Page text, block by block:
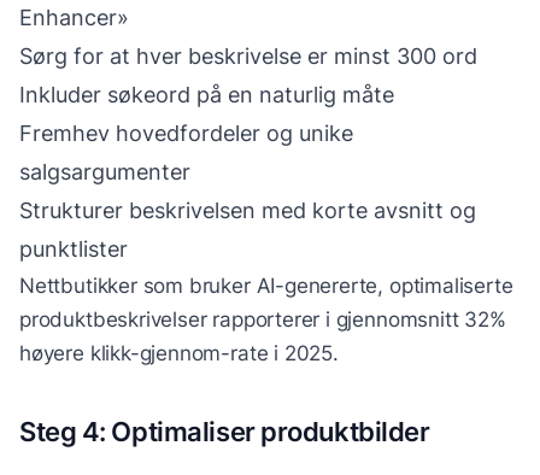
Enhancer»
Sørg for at hver beskrivelse er minst 300 ord
Inkluder søkeord på en naturlig måte
Fremhev hovedfordeler og unike
salgsargumenter
Strukturer beskrivelsen med korte avsnitt og
punktlister
Nettbutikker som bruker AI-genererte, optimaliserte
produktbeskrivelser rapporterer i gjennomsnitt 32%
høyere klikk-gjennom-rate i 2025.
Steg 4: Optimaliser produktbilder